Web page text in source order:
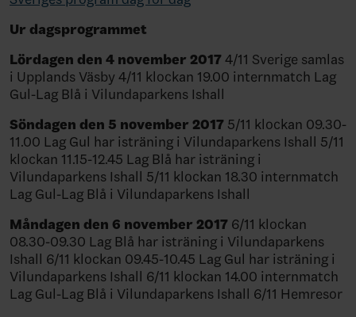
Ur dagsprogrammet
Lördagen den 4 november 2017 4/11 Sverige samlas
i Upplands Väsby 4/11 klockan 19.00 internmatch Lag
Gul-Lag Blå i Vilundaparkens Ishall
Söndagen den 5 november 2017 5/11 klockan 09.30-
11.00 Lag Gul har isträning i Vilundaparkens Ishall 5/11
klockan 11.15-12.45 Lag Blå har isträning i
Vilundaparkens Ishall 5/11 klockan 18.30 internmatch
Lag Gul-Lag Blå i Vilundaparkens Ishall
Måndagen den 6 november 2017 6/11 klockan
08.30-09.30 Lag Blå har isträning i Vilundaparkens
Ishall 6/11 klockan 09.45-10.45 Lag Gul har isträning i
Vilundaparkens Ishall 6/11 klockan 14.00 internmatch
Lag Gul-Lag Blå i Vilundaparkens Ishall 6/11 Hemresor